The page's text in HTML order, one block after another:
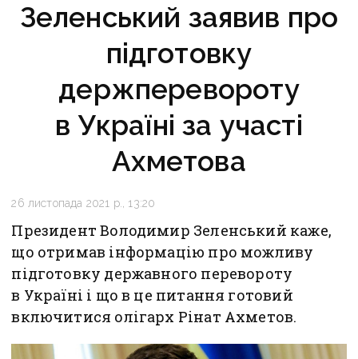
Зеленський заявив про
підготовку
держперевороту
в Україні за участі
Ахметова
26 листопада 2021 р., 13:20
Президент Володимир Зеленський каже,
що отримав інформацію про можливу
підготовку державного перевороту
в Україні і що в це питання готовий
включитися олігарх Рінат Ахметов.